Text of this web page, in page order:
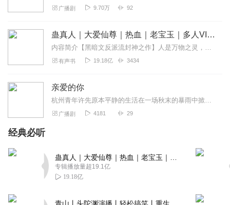
广播剧 9.70万 92
蛊真人｜大爱仙尊｜热血｜老宝玉｜多人VIP免费有声剧
内容简介【黑暗文反派流封神之作】人是万物之灵，蛊是天地真精。一个穿越者不断重生的故事。一个养蛊、炼蛊、用蛊的奇特世界。配音组（男角色）老宝玉旁白...
有声书 19.18亿 3434
亲爱的你
杭州青年许先原本平静的生活在一场秋末的暴雨中掀起涟漪，他与自己有七分相像的周同擦肩而过，这让自幼丧母、略微自闭的许先起了执念，开始寻找这个相似的陌生人。因为相亲...
广播剧 4181 29
经典必听
专辑播放量超19.1亿
19.18亿